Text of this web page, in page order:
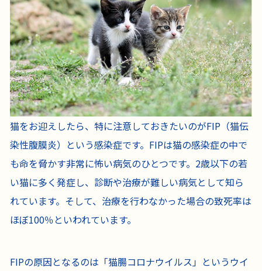
猫をお迎えしたら、特に注意しておきたいのがFIP（猫伝
染性腹膜炎）という感染症です。FIPは猫の感染症の中で
も命を脅かす非常に怖い病気のひとつです。2歳以下の若
い猫に多く発症し、診断や治療が難しい病気として知ら
れています。そして、治療を行わなかった場合の致死率は
ほぼ100％といわれています。
FIPの原因となるのは「猫腸コロナウイルス」というウイ